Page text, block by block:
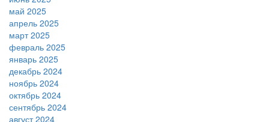
май 2025
апрель 2025
март 2025
февраль 2025
январь 2025
декабрь 2024
ноябрь 2024
октябрь 2024
сентябрь 2024
август 2024